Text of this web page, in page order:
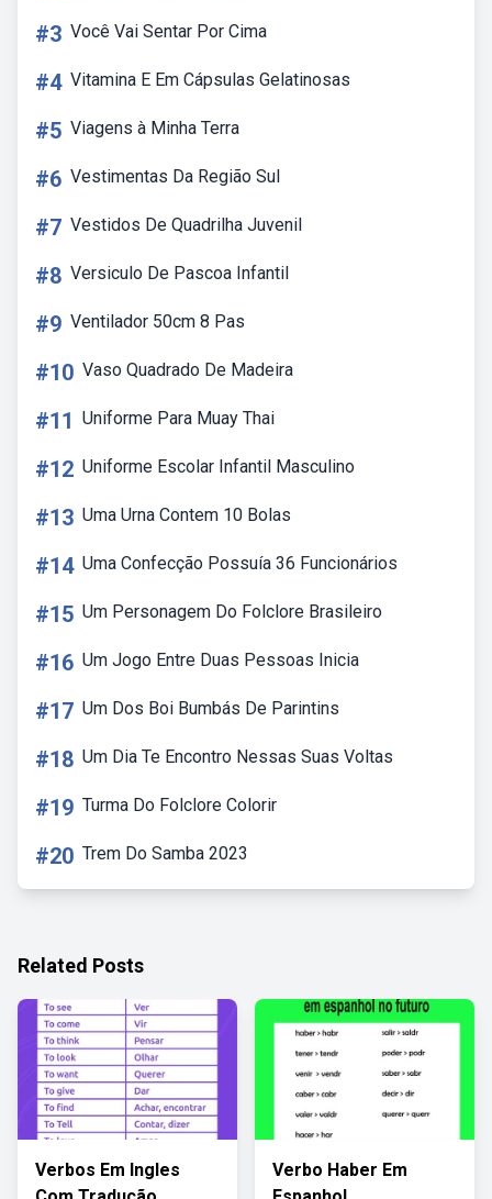
#3 Você Vai Sentar Por Cima
#4 Vitamina E Em Cápsulas Gelatinosas
#5 Viagens à Minha Terra
#6 Vestimentas Da Região Sul
#7 Vestidos De Quadrilha Juvenil
#8 Versiculo De Pascoa Infantil
#9 Ventilador 50cm 8 Pas
#10 Vaso Quadrado De Madeira
#11 Uniforme Para Muay Thai
#12 Uniforme Escolar Infantil Masculino
#13 Uma Urna Contem 10 Bolas
#14 Uma Confecção Possuía 36 Funcionários
#15 Um Personagem Do Folclore Brasileiro
#16 Um Jogo Entre Duas Pessoas Inicia
#17 Um Dos Boi Bumbás De Parintins
#18 Um Dia Te Encontro Nessas Suas Voltas
#19 Turma Do Folclore Colorir
#20 Trem Do Samba 2023
Related Posts
Verbos Em Ingles
Verbo Haber Em